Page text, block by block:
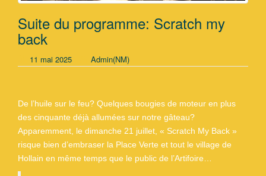
Suite du programme: Scratch my
back
11 mai 2025 Admin(NM)
De l’huile sur le feu? Quelques bougies de moteur en plus
des cinquante déjà allumées sur notre gâteau?
Apparemment, le dimanche 21 juillet, « Scratch My Back »
risque bien d’embraser la Place Verte et tout le village de
Hollain en même temps que le public de l’Artifoire…